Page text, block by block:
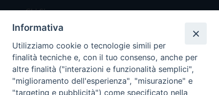
Chi Siamo
Redazione
Scrivici
Informativa
Utilizziamo cookie o tecnologie simili per
finalità tecniche e, con il tuo consenso, anche per
altre finalità ("interazioni e funzionalità semplici",
"miglioramento dell'esperienza", "misurazione" e
"targeting e pubblicità") come specificato nella